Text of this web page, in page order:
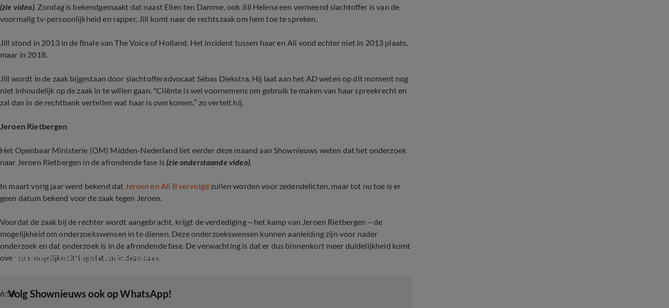
(zie video). Zondag is bekendgemaakt dat naast Ellen ten Damme, ook Jill Helena een vermeend slachtoffer is van de
voormalig tv-persoonlijkheid en rapper. Jill komt naar de rechtszaak om hem toe te spreken.
Jill stond in 2013 in de finale van The Voice of Holland. Het incident tussen haar en Ali vond echter niet in 2013 plaats,
maar in 2018.
Jill wordt in de zaak bijgestaan door slachtofferadvocaat Sébas Diekstra. Hij laat aan het AD weten op dit moment nog
niet inhoudelijk op de zaak in te willen gaan. "Cliënte is wel voornemens om gebruik te maken van haar spreekrecht en
zal dan in de rechtbank vertellen wat haar is overkomen,” zo vertelt hij.
Jeroen Rietbergen
Het Openbaar Ministerie (OM) Midden-Nederland liet eerder deze maand aan Shownieuws weten dat het onderzoek
naar Jeroen Rietbergen in de afrondende fase is(zie onderstaande video).
In maart vorig jaar werd bekend dat Jeroen en Ali B vervolgd zullen worden voor zedendelicten, maar tot nu toe is er
geen datum bekend voor de zaak tegen Jeroen.
Voordat de zaak bij de rechter wordt aangebracht, krijgt de verdediging – het kamp van Jeroen Rietbergen – de
mogelijkheid om onderzoekswensen in te dienen. Deze onderzoekswensen kunnen aanleiding zijn voor nader
onderzoek en dat onderzoek is in de afrondende fase. De verwachting is dat er dus binnenkort meer duidelijkheid komt
over een mogelijke zittingsdatum in deze zaak.
6:58
Het onderzoek naar Jeroen Rietbergen afgerond
‎Volg Shownieuws ook op WhatsApp!